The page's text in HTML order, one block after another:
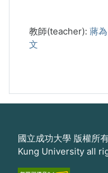
教師(teacher): 蔣為
文
國立成功大學 版權
Kung University all